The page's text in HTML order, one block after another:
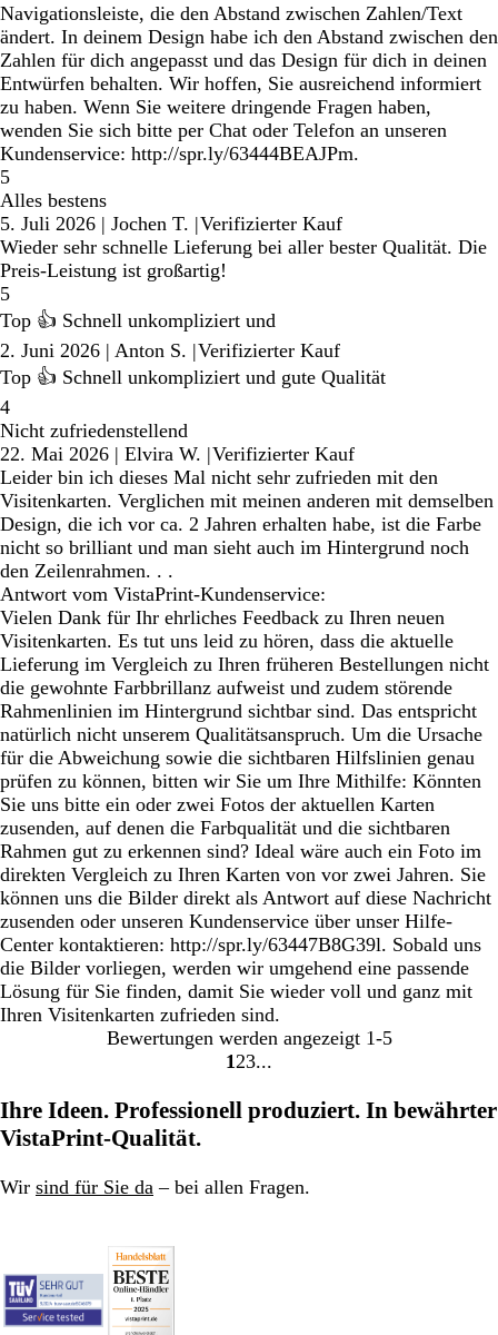
Navigationsleiste, die den Abstand zwischen Zahlen/Text
ändert. In deinem Design habe ich den Abstand zwischen den
Zahlen für dich angepasst und das Design für dich in deinen
Entwürfen behalten. Wir hoffen, Sie ausreichend informiert
zu haben. Wenn Sie weitere dringende Fragen haben,
wenden Sie sich bitte per Chat oder Telefon an unseren
Kundenservice: http://spr.ly/63444BEAJPm.
5
Alles bestens
5. Juli 2026 | Jochen T. |Verifizierter Kauf
Wieder sehr schnelle Lieferung bei aller bester Qualität. Die
Preis-Leistung ist großartig!
5
Top 👍 Schnell unkompliziert und
2. Juni 2026 | Anton S. |Verifizierter Kauf
Top 👍 Schnell unkompliziert und gute Qualität
4
Nicht zufriedenstellend
22. Mai 2026 | Elvira W. |Verifizierter Kauf
Leider bin ich dieses Mal nicht sehr zufrieden mit den
Visitenkarten. Verglichen mit meinen anderen mit demselben
Design, die ich vor ca. 2 Jahren erhalten habe, ist die Farbe
nicht so brilliant und man sieht auch im Hintergrund noch
den Zeilenrahmen. . .
Antwort vom VistaPrint-Kundenservice:
Vielen Dank für Ihr ehrliches Feedback zu Ihren neuen
Visitenkarten. Es tut uns leid zu hören, dass die aktuelle
Lieferung im Vergleich zu Ihren früheren Bestellungen nicht
die gewohnte Farbbrillanz aufweist und zudem störende
Rahmenlinien im Hintergrund sichtbar sind. Das entspricht
natürlich nicht unserem Qualitätsanspruch. Um die Ursache
für die Abweichung sowie die sichtbaren Hilfslinien genau
prüfen zu können, bitten wir Sie um Ihre Mithilfe: Könnten
Sie uns bitte ein oder zwei Fotos der aktuellen Karten
zusenden, auf denen die Farbqualität und die sichtbaren
Rahmen gut zu erkennen sind? Ideal wäre auch ein Foto im
direkten Vergleich zu Ihren Karten von vor zwei Jahren. Sie
können uns die Bilder direkt als Antwort auf diese Nachricht
zusenden oder unseren Kundenservice über unser Hilfe-
Center kontaktieren: http://spr.ly/63447B8G39l. Sobald uns
die Bilder vorliegen, werden wir umgehend eine passende
Lösung für Sie finden, damit Sie wieder voll und ganz mit
Ihren Visitenkarten zufrieden sind.
Bewertungen werden angezeigt 1-5
Gehe
Seite
1 Gehe
Seite
2 Gehe
Seite
3
Ihre Ideen. Professionell produziert. In bewährter
VistaPrint-Qualität.
Wir sind für Sie da – bei allen Fragen.